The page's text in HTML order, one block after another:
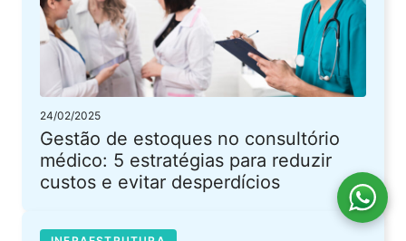
24/02/2025
Gestão de estoques no consultório
médico: 5 estratégias para reduzir
custos e evitar desperdícios